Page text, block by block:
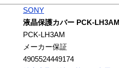
SONY
液晶保護カバー PCK-LH3AM
PCK-LH3AM
メーカー保証
4905524449174